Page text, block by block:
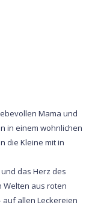
Mama und
in einem wohnlichen
die Kleine mit in
das Herz des
Welten aus roten
auf allen Leckereien